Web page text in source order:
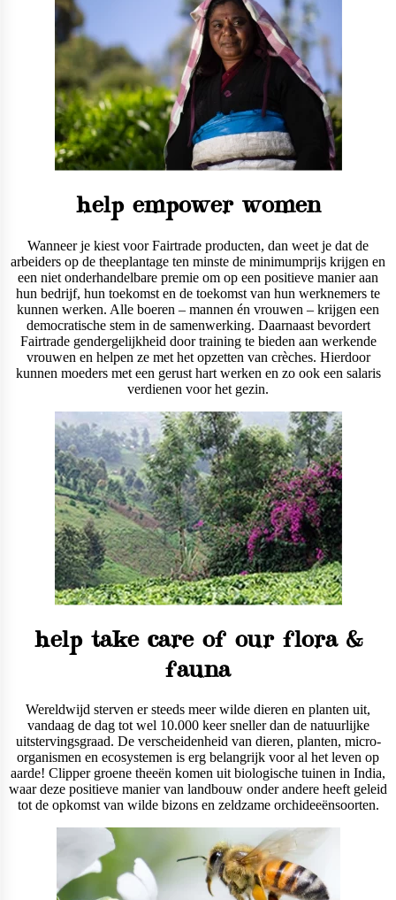
help empower women
Wanneer je kiest voor Fairtrade producten, dan weet je dat de
arbeiders op de theeplantage ten minste de minimumprijs krijgen en
een niet onderhandelbare premie om op een positieve manier aan
hun bedrijf, hun toekomst en de toekomst van hun werknemers te
kunnen werken. Alle boeren – mannen én vrouwen – krijgen een
democratische stem in de samenwerking. Daarnaast bevordert
Fairtrade gendergelijkheid door training te bieden aan werkende
vrouwen en helpen ze met het opzetten van crèches. Hierdoor
kunnen moeders met een gerust hart werken en zo ook een salaris
verdienen voor het gezin.
help take care of our flora &
fauna
Wereldwijd sterven er steeds meer wilde dieren en planten uit,
vandaag de dag tot wel 10.000 keer sneller dan de natuurlijke
uitstervingsgraad. De verscheidenheid van dieren, planten, micro-
organismen en ecosystemen is erg belangrijk voor al het leven op
aarde! Clipper groene theeën komen uit biologische tuinen in India,
waar deze positieve manier van landbouw onder andere heeft geleid
tot de opkomst van wilde bizons en zeldzame orchideeënsoorten.